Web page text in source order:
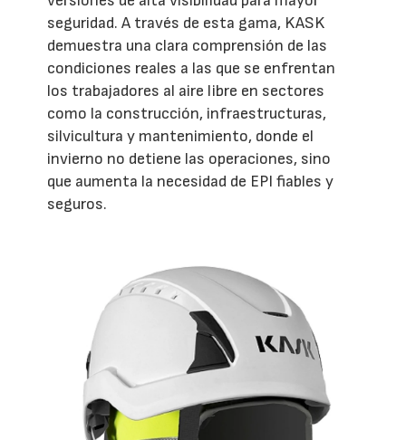
seguridad. A través de esta gama, KASK
demuestra una clara comprensión de las
condiciones reales a las que se enfrentan
los trabajadores al aire libre en sectores
como la construcción, infraestructuras,
silvicultura y mantenimiento, donde el
invierno no detiene las operaciones, sino
que aumenta la necesidad de EPI fiables y
seguros.